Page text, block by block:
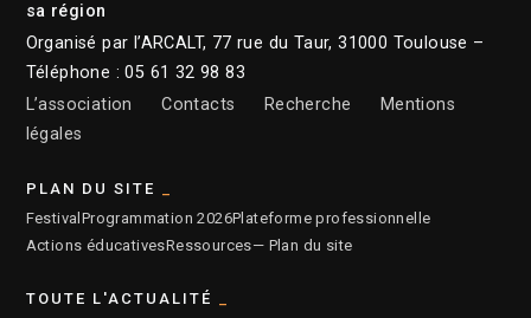
sa région
Organisé par l’ARCALT, 77 rue du Taur, 31000 Toulouse –
Téléphone : 05 61 32 98 83
L’association
Contacts Recherche
Mentions
légales
PLAN DU SITE
Festival Programmation 2026Plateforme professionnelle
Actions éducativesRessources— Plan du site
TOUTE L'ACTUALITÉ